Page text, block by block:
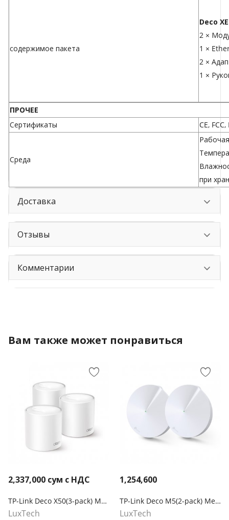
содержимое пакета
Deco
2 ×
1 ×
2 ×
1 ×
ПРОЧЕЕ
Сертификаты
CE, FCC,
Среда
при
Доставка
Отзывы
Комментарии
Вам также может понравиться
2,337,000 сум с НДС
TP-Link Deco X50(3-pack) Mesh-система AX3000
LuxTech
1,254,600
TP-Link Deco M5(2-pack) Mesh-система AC1300
LuxTech